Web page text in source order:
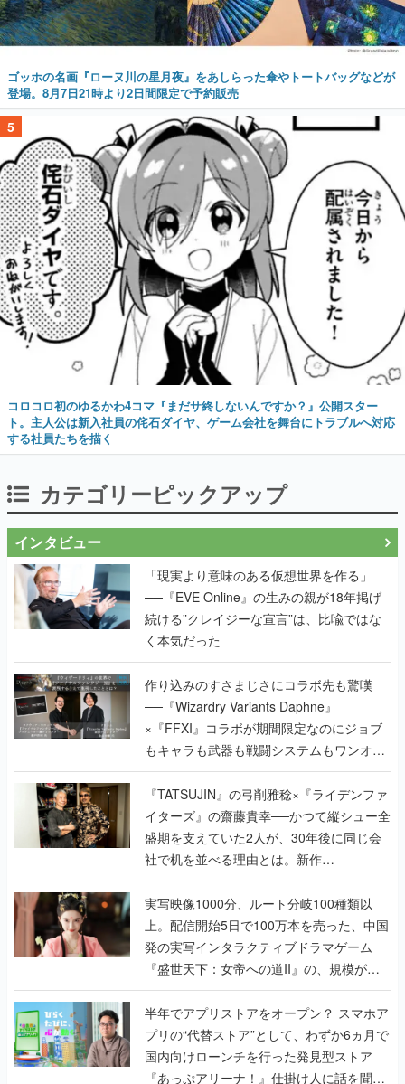
ゴッホの名画『ローヌ川の星月夜』をあしらった傘やトートバッグなどが
登場。8月7日21時より2日間限定で予約販売
5
コロコロ初のゆるかわ4コマ『まだサ終しないんですか？』公開スター
ト。主人公は新入社員の侘石ダイヤ、ゲーム会社を舞台にトラブルへ対応
する社員たちを描く
カテゴリーピックアップ
インタビュー
「現実より意味のある仮想世界を作る」
──『EVE Online』の生みの親が18年掲げ
続ける”クレイジーな宣言”は、比喩ではな
く本気だった
作り込みのすさまじさにコラボ先も驚嘆
──『Wizardry Variants Daphne』
×『FFXI』コラボが期間限定なのにジョブ
もキャラも武器も戦闘システムもワンオフ
で作り込まれた理由を両ディレクターに聞
く
『TATSUJIN』の弓削雅稔×『ライデンファ
イターズ』の齋藤貴幸──かつて縦シュー全
盛期を支えていた2人が、30年後に同じ会
社で机を並べる理由とは。新作
『TATSUJIN EXTREME』で初タッグを組
んだレジェンド2人に訊く開発秘話
実写映像1000分、ルート分岐100種類以
上。配信開始5日で100万本を売った、中国
発の実写インタラクティブドラマゲーム
『盛世天下：女帝への道II』の、規模が違
うこだわりをプロデューサーに聞いた
半年でアプリストアをオープン？ スマホア
プリの“代替ストア”として、わずか6ヵ月で
国内向けローンチを行った発見型ストア
『あっぷアリーナ！』仕掛け人に話を聞い